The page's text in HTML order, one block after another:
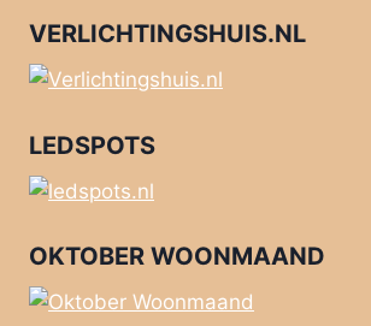
VERLICHTINGSHUIS.NL
LEDSPOTS
OKTOBER WOONMAAND